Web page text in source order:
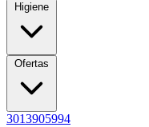
Higiene
Ofertas
3013905994